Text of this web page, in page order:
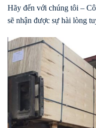
Hãy đến với chúng tôi –
sẽ nhận được sự hài lòng